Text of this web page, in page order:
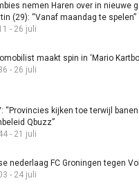
nemen Haren over in nieuwe
(29): “Vanaf maandag te spelen”
- 26 juli
maakt spin in ‘Mario
- 26 juli
“Provincies kijken toe terwijl
Qbuzz”
- 21 juli
nederlaag FC Groningen tegen
- 24 juli